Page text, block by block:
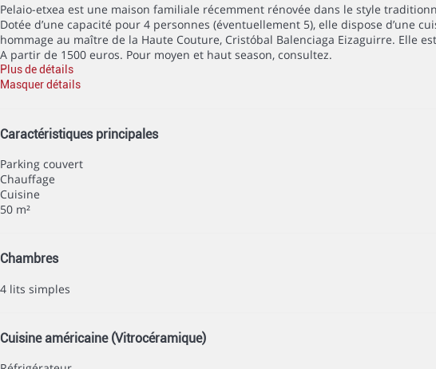
Pelaio-etxea est une maison familiale récemment rénovée dans le style
Dotée d’une capacité pour 4 personnes (éventuellement 5), elle dispose d’une
hommage au maître de la Haute Couture, Cristóbal Balenciaga Eizaguirre. Elle
A partir de 1500 euros. Pour moyen et haut season, consultez.
Plus de détails
Masquer détails
Caractéristiques principales
Parking couvert
Chauffage
Cuisine
50 m²
Chambres
4 lits simples
Cuisine américaine (Vitrocéramique)